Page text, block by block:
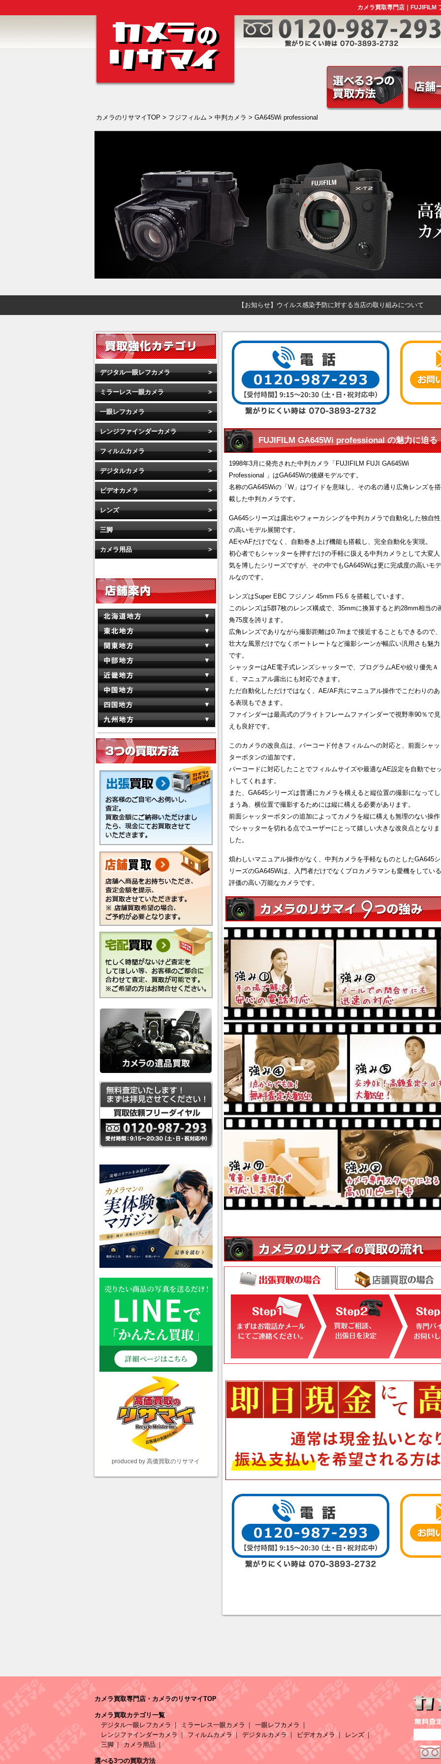
カメラ買取専門店｜FUJIFILM
カメラのリサマイTOP > フジフィルム > 中判カメラ > GA645Wi professional
【お知らせ】ウイルス感染予防に対する当店の取り組みについて
FUJIFILM GA645Wi professional の魅力に迫る
1998年3月に発売された中判カメラ「FUJIFILM FUJI GA645Wi
Professional 」はGA645Wの後継モデルです。
名称のGA645Wiの「W」はワイドを意味し、その名の通り広角レンズを搭
載した中判カメラです。
GA645シリーズは露出やフォーカシングを中判カメラで自動化した独自性
の高いモデル展開です。
AEやAFだけでなく、自動巻き上げ機能も搭載し、完全自動化を実現。
初心者でもシャッターを押すだけの手軽に扱える中判カメラとして大変人
気を博したシリーズですが、その中でもGA645Wiは更に完成度の高いモデ
ルなのです。
レンズはSuper EBC フジノン 45mm F5.6 を搭載しています。
このレンズは5群7枚のレンズ構成で、35mmに換算すると約28mm相当の
角75度を誇ります。
広角レンズでありながら撮影距離は0.7mまで接近することもできるので、
壮大な風景だけでなくポートレートなど撮影シーンが幅広い汎用さも魅力
です。
シャッターはAE電子式レンズシャッターで、プログラムAEや絞り優先Ａ
Ｅ、マニュアル露出にも対応できます。
ただ自動化しただけではなく、AE/AF共にマニュアル操作でこだわりのあ
る表現もできます。
ファインダーは最高式のブライトフレームファインダーで視野率90％で見
えも良好です。
このカメラの改良点は、バーコード付きフィルムへの対応と、前面シャッ
ターボタンの追加です。
バーコードに対応したことでフィルムサイズや最適なAE設定を自動でセ
トしてくれます。
また、GA645シリーズは普通にカメラを構えると縦位置の撮影になってし
まう為、横位置で撮影するためには縦に構える必要があります。
前面シャッターボタンの追加によってカメラを縦に構えも無理のない操作
でシャッターを切れる点でユーザーにとって嬉しい大きな改良点となりま
した。
煩わしいマニュアル操作がなく、中判カメラを手軽なものとしたGA645シ
リーズのGA645Wiは、入門者だけでなくプロカメラマンも愛機をしている
評価の高い万能なカメラです。
デジタル一眼レフカメラ
ミラーレス一眼カメラ
一眼レフカメラ
レンジファインダーカメラ
フィルムカメラ
デジタルカメラ
ビデオカメラ
レンズ
三脚
カメラ用品
produced by 高価買取のリサマイ
カメラ買取専門店・カメラのリサマイTOP
カメラ買取カテゴリ一覧
デジタル一眼レフカメラ
ミラーレス一眼カメラ
一眼レフカメラ
レンジファインダーカメラ
フィルムカメラ デジタルカメラ ビデオカメラ
レンズ
三脚
カメラ用品
選べる3つの買取方法